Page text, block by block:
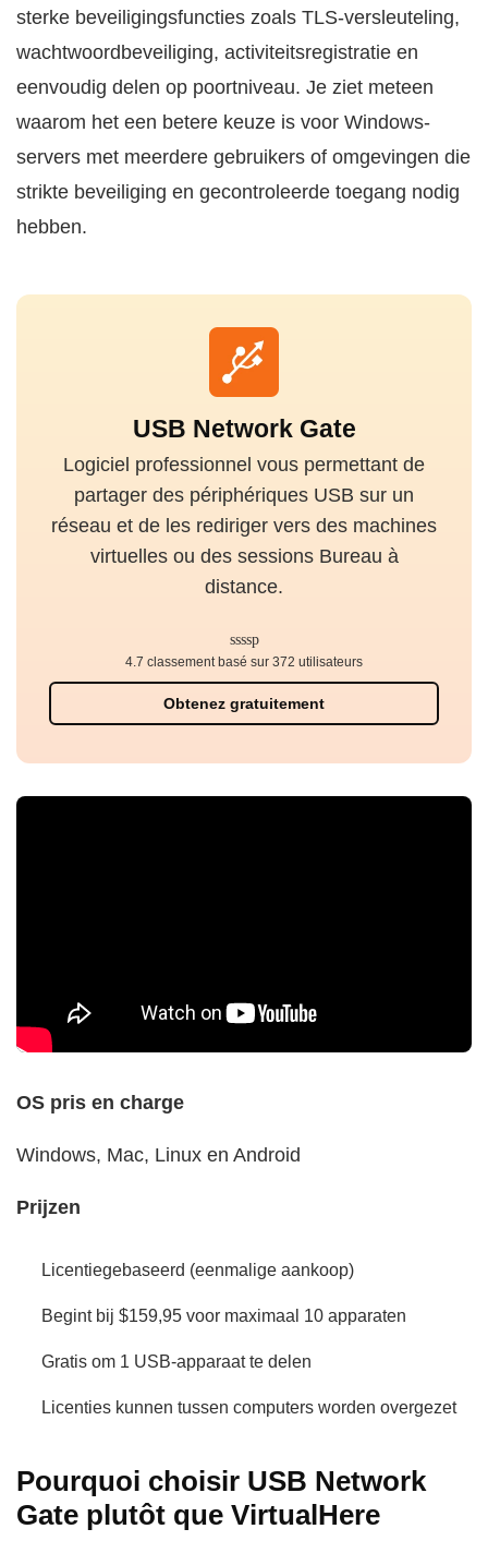
sterke beveiligingsfuncties zoals TLS-versleuteling,
wachtwoordbeveiliging, activiteitsregistratie en
eenvoudig delen op poortniveau. Je ziet meteen
waarom het een betere keuze is voor Windows-
servers met meerdere gebruikers of omgevingen die
strikte beveiliging en gecontroleerde toegang nodig
hebben.
USB Network Gate
Logiciel professionnel vous permettant de
partager des périphériques USB sur un
réseau et de les rediriger vers des machines
virtuelles ou des sessions Bureau à
distance.
Obtenez gratuitement
4.7 classement basé sur 372 utilisateurs
OS pris en charge
Windows, Mac, Linux en Android
Prijzen
Licentiegebaseerd (eenmalige aankoop)
Begint bij $159,95 voor maximaal 10 apparaten
Gratis om 1 USB-apparaat te delen
Licenties kunnen tussen computers worden overgezet
Pourquoi choisir USB Network
Gate plutôt que VirtualHere